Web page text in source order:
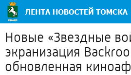
Новые «Звездные
экранизация
обновленная